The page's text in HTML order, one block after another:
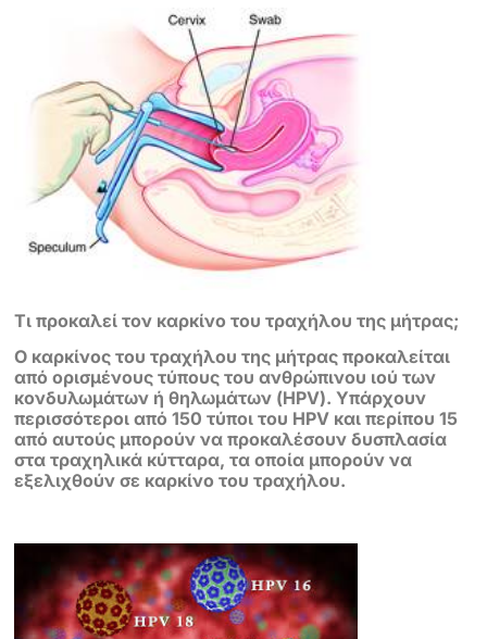
Τι προκαλεί τον καρκίνο του τραχήλου της μήτρας;
Ο καρκίνος του τραχήλου της μήτρας προκαλείται
από ορισμένους τύπους τουανθρώπινου ιού των
κονδυλωμάτων ή θηλωμάτων (HPV). Υπάρχουν
περισσότεροι από 150 τύποι του HPV και περίπου 15
από αυτούς μπορούν ναπροκαλέσουν δυσπλασία
στα τραχηλικά κύτταρα, τα οποία μπορούν να
εξελιχθούν σε καρκίνο του τραχήλου.